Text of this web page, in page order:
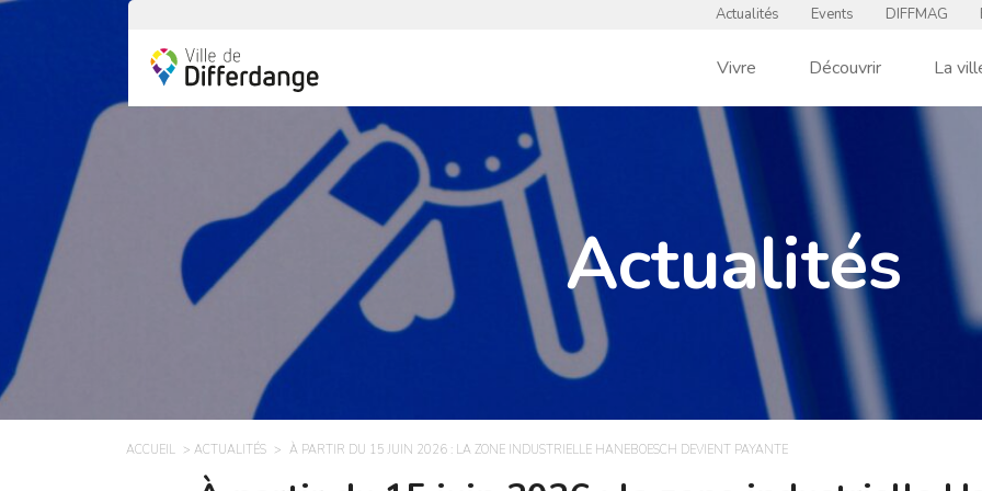
Actualités Events DIFFMAG
Vivre Découvrir La
Actualités
ACCUEIL ACTUALITÉS À PARTIR DU 15 JUIN 2026 : LA ZONE INDUSTRIELLE HANEBOESCH DEVIENT PAYANTE